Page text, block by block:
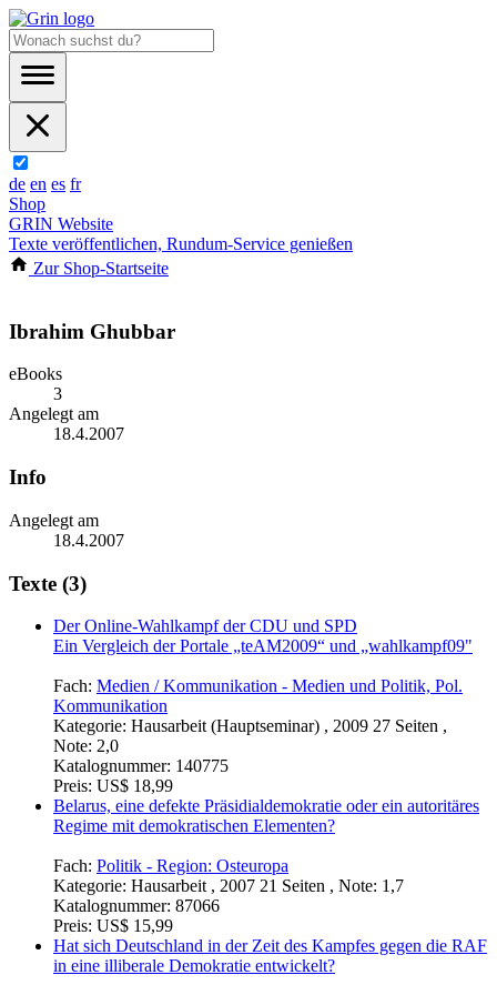
de en es fr
Shop
GRIN Website
Texte veröffentlichen, Rundum-Service genießen
Zur Shop-Startseite
Ibrahim Ghubbar
eBooks
3
Angelegt am
18.4.2007
Info
Angelegt am
18.4.2007
Texte (3)
Der Online-Wahlkampf der CDU und SPD
Ein Vergleich der Portale „teAM2009“ und „wahlkampf09"
Fach: Medien / Kommunikation - Medien und Politik, Pol.
Kommunikation
Kategorie: Hausarbeit (Hauptseminar) , 2009 27 Seiten ,
Note: 2,0
Katalognummer: 140775
Preis: US$ 18,99
Belarus, eine defekte Präsidialdemokratie oder ein autoritäres
Regime mit demokratischen Elementen?
Fach: Politik - Region: Osteuropa
Kategorie: Hausarbeit , 2007 21 Seiten , Note: 1,7
Katalognummer: 87066
Preis: US$ 15,99
Hat sich Deutschland in der Zeit des Kampfes gegen die RAF
in eine illiberale Demokratie entwickelt?